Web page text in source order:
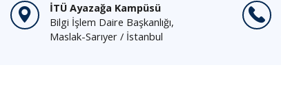
İTÜ Ayazağa Kampüsü
Bilgi İşlem Daire Başkanlığı,
Maslak-Sarıyer / İstanbul